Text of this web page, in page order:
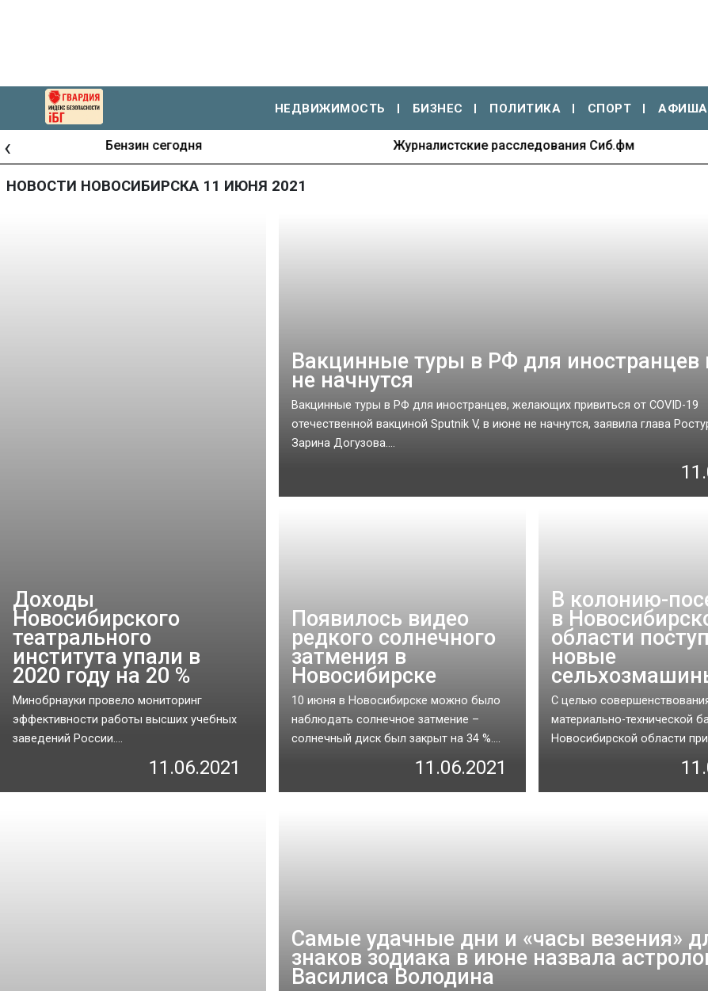
НЕДВИЖИМОСТЬ БИЗНЕС ПОЛИТИКА СПОРТ АФИША
Журналистские расследования Сиб.фм 70 лет Новосибирской ГЭС: энергия времени
‹
НОВОСТИ НОВОСИБИРСКА 11 ИЮНЯ 2021
Доходы
Новосибирского
театрального
института упали в
2020 году на 20 %
Минобрнауки провело мониторинг
эффективности работы высших учебных
заведений России....
11.06.2021
Вакцинные туры в РФ для иностранцев
не начнутся
Вакцинные туры в РФ для иностранцев, желающих привиться от COVID-19
отечественной вакциной Sputnik V, в июне не начнутся, заявила глава
Зарина Догузова....
Появилось видео
редкого солнечного
затмения в
Новосибирске
10 июня в Новосибирске можно было
наблюдать солнечное затмение –
солнечный диск был закрыт на 34 %....
11.06.2021
В колонию-
в
области
новые
С целью
материально-технической
Новосибирской области
Самые удачные дни и «‎часы везения»
знаков зодиака в июне назвала
Василиса Володина